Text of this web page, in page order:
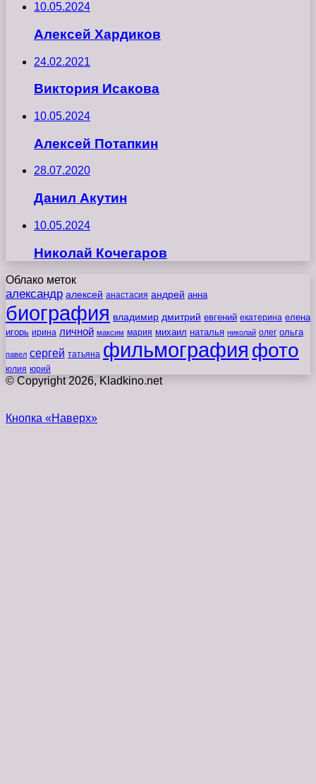
10.05.2024
Алексей Хардиков
24.02.2021
Виктория Исакова
10.05.2024
Алексей Потапкин
28.07.2020
Данил Акутин
10.05.2024
Николай Кочегаров
Облако меток
александр алексей анастасия андрей анна
биография владимир дмитрий евгений екатерина елена
игорь ирина личной максим мария михаил наталья николай олег ольга
павел сергей татьяна фильмография фото
юлия юрий
© Copyright 2026, Kladkino.net
Кнопка «Наверх»